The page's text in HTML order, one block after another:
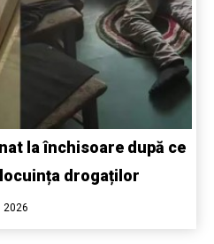
la închisoare după ce
drogaților
2026